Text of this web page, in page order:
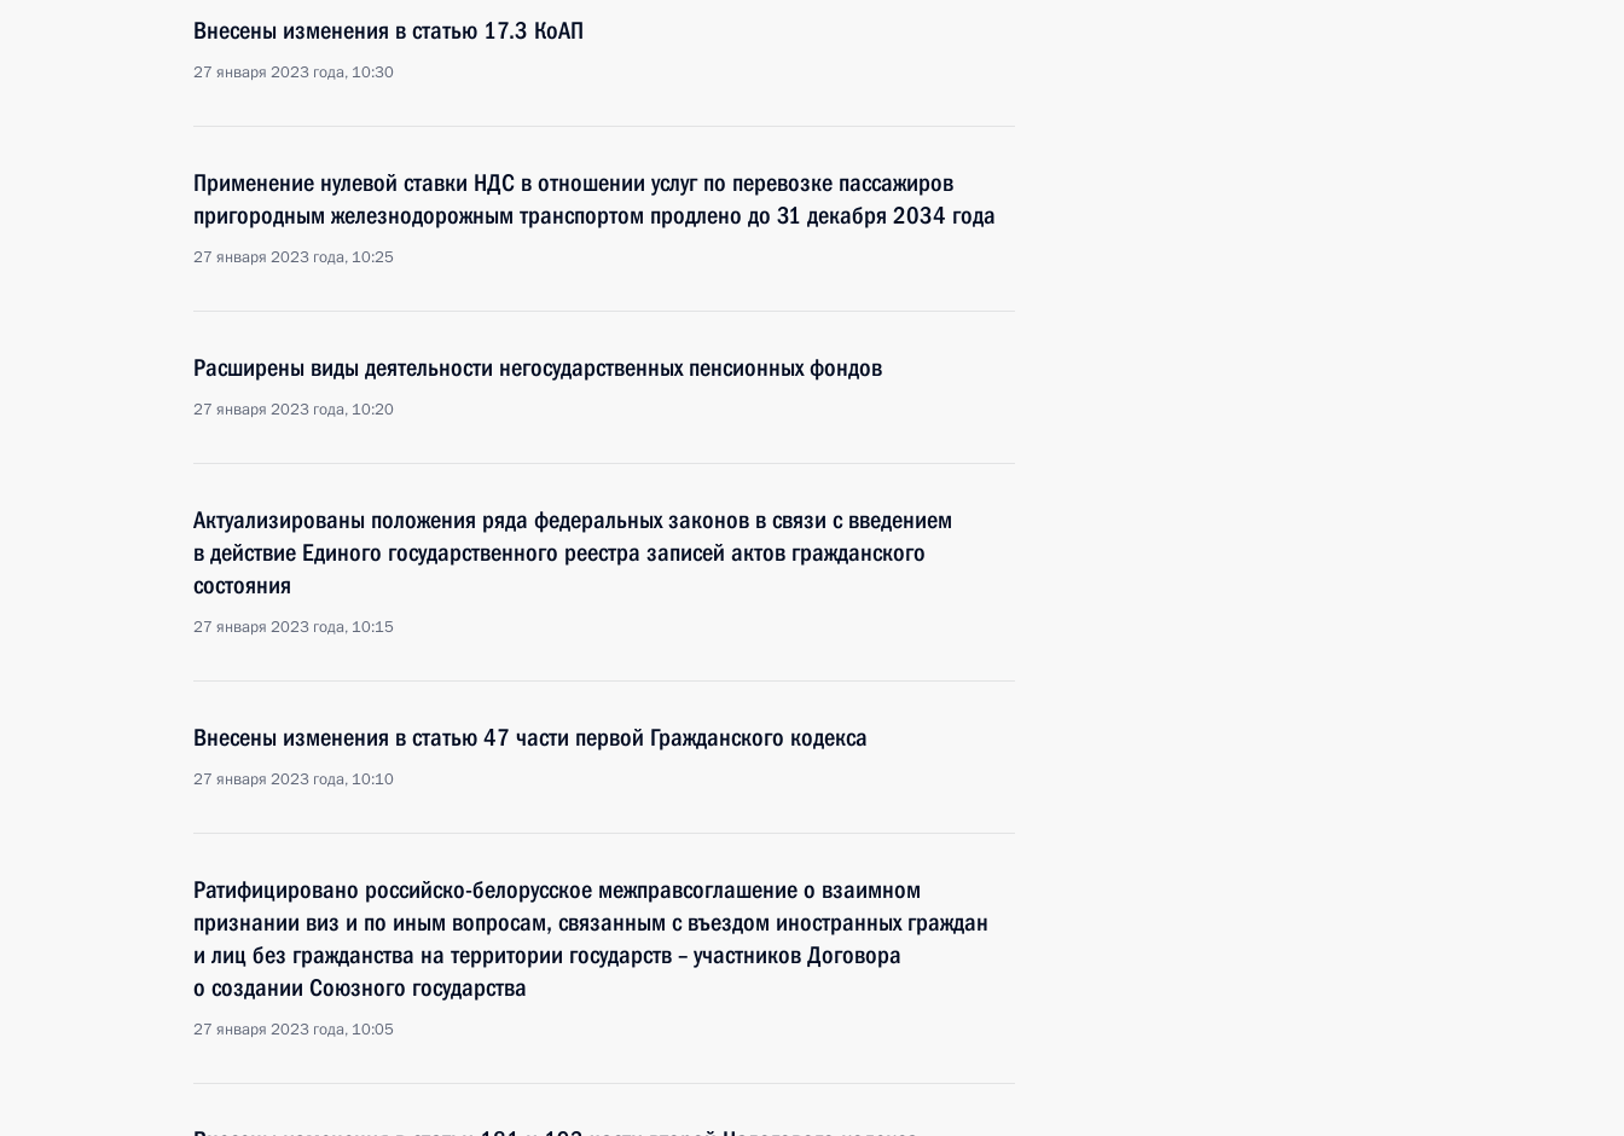
Внесены изменения в статью 17.3 КоАП
27 января 2023 года, 10:30
Применение нулевой ставки НДС в отношении услуг по перевозке пассажиров
пригородным железнодорожным транспортом продлено до 31 декабря 2034 года
27 января 2023 года, 10:25
Расширены виды деятельности негосударственных пенсионных фондов
27 января 2023 года, 10:20
Актуализированы положения ряда федеральных законов в связи с введением
в действие Единого государственного реестра записей актов гражданского
состояния
27 января 2023 года, 10:15
Внесены изменения в статью 47 части первой Гражданского кодекса
27 января 2023 года, 10:10
Ратифицировано российско-белорусское межправсоглашение о взаимном
признании виз и по иным вопросам, связанным с въездом иностранных граждан
и лиц без гражданства на территории государств – участников Договора
о создании Союзного государства
27 января 2023 года, 10:05